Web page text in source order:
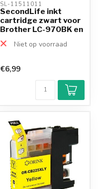
SL-11511011
SecondLife inkt
cartridge zwart voor
Brother LC-970BK en
...
Niet op voorraad
€6,99